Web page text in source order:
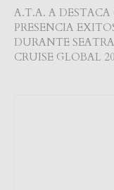
A.T.A. A DESTACA
PRESENCIA
DURANTE
CRUISE GLOBAL